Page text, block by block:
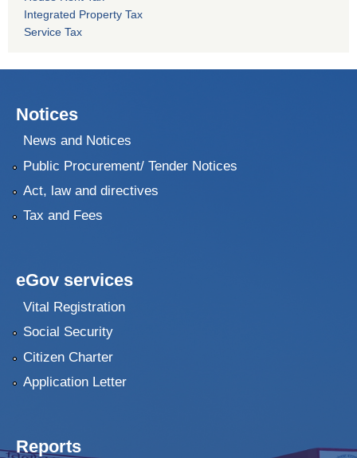
Integrated Property Tax
Service Tax
Notices
News and Notices
Public Procurement/ Tender Notices
Act, law and directives
Tax and Fees
eGov services
Vital Registration
Social Security
Citizen Charter
Application Letter
Reports